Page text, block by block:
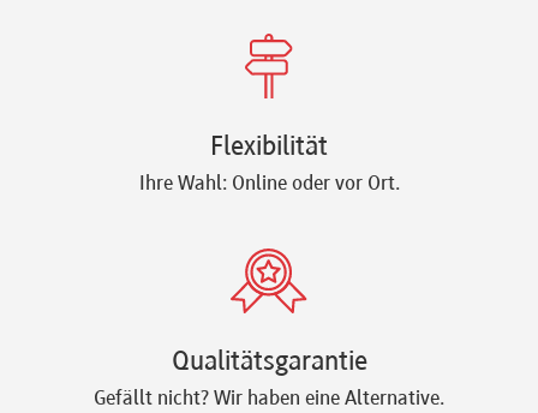
Flexibilität
Ihre Wahl: Online oder vor Ort.
Qualitätsgarantie
Gefällt nicht? Wir haben eine Alternative.